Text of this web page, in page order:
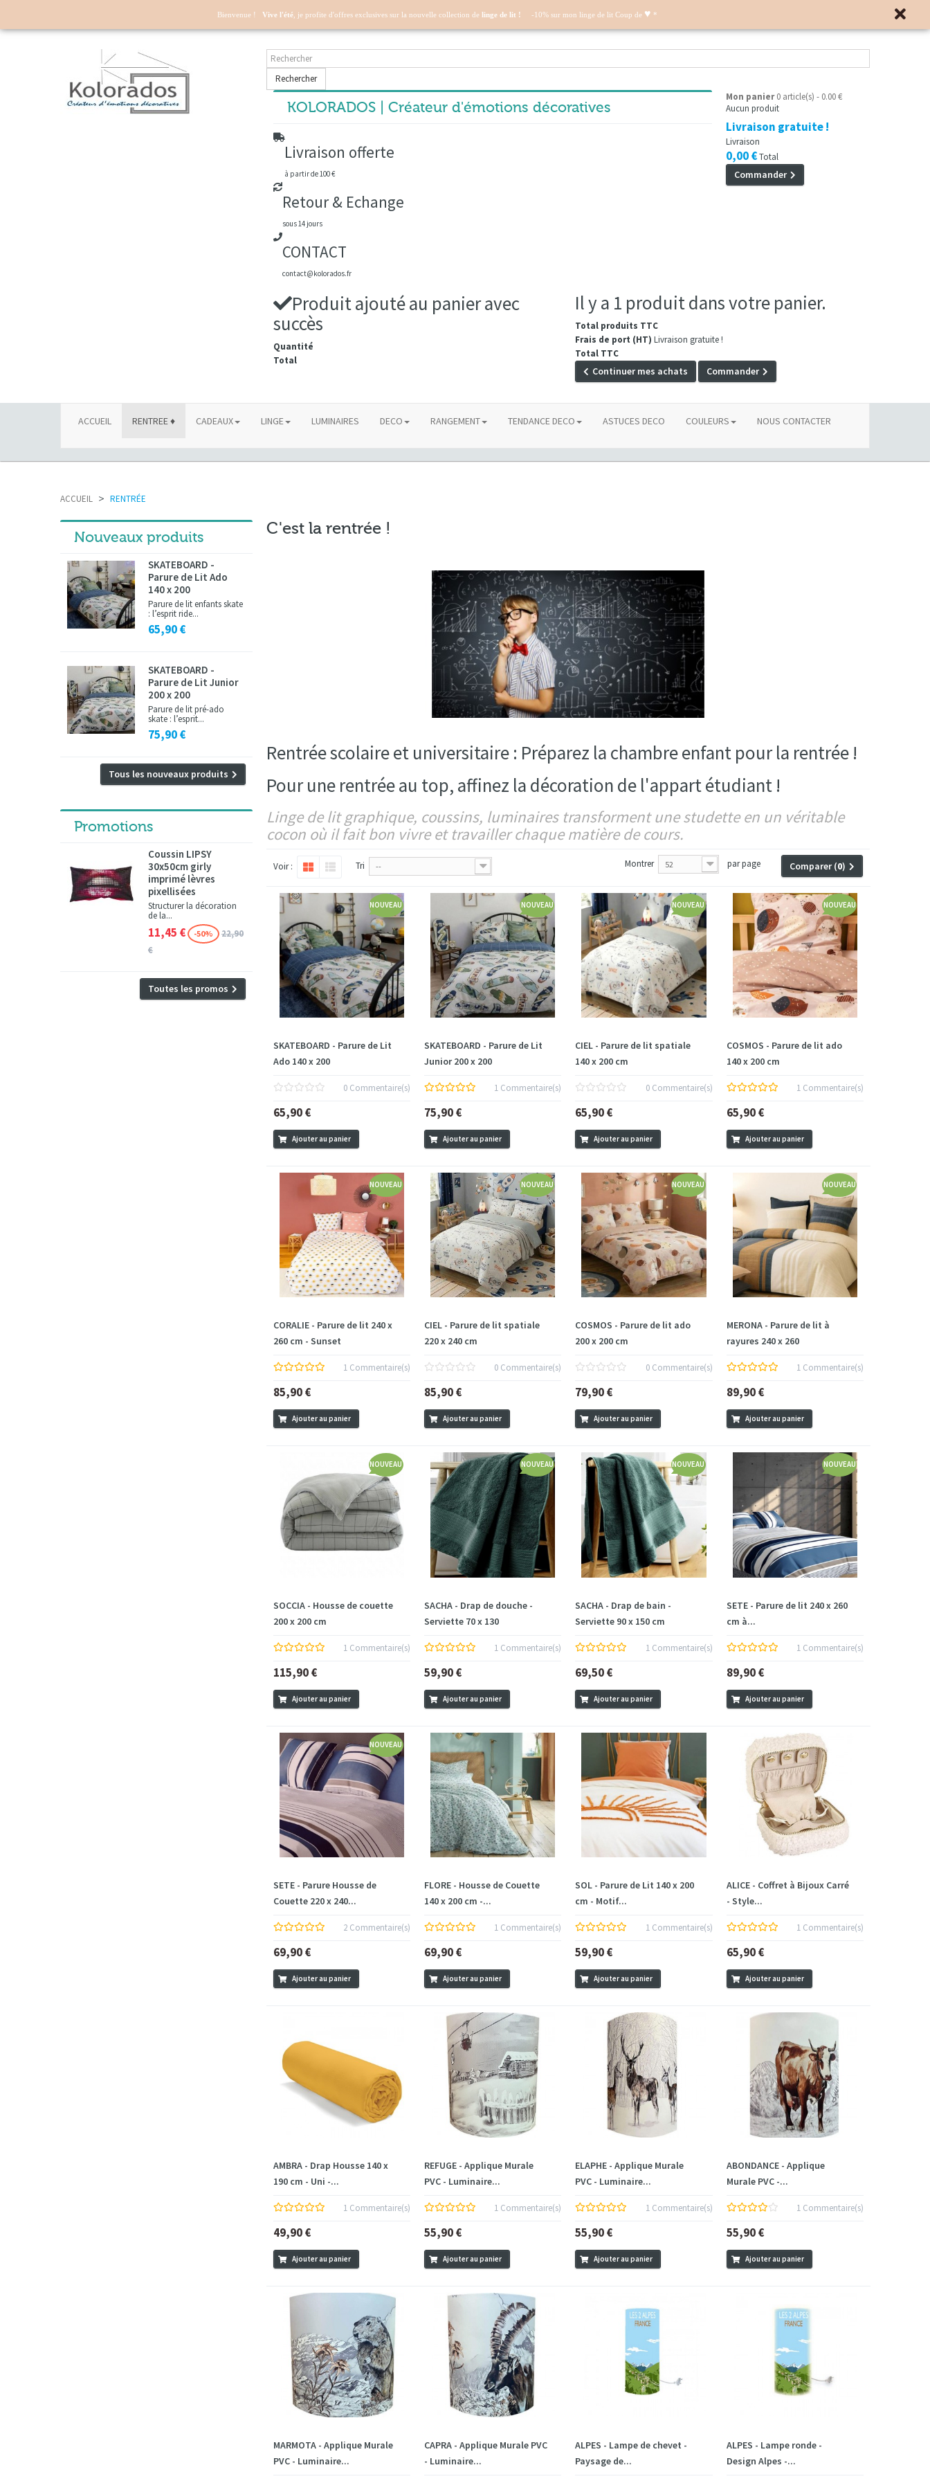
Rechercher
KOLORADOS | Créateur d'émotions décoratives
Livraison offerte
à partir de 100 €
Retour & Echange
sous 14 jours
CONTACT
contact@kolorados.fr
Mon panier 0 article(s) - 0.00 €
Aucun produit
Livraison gratuite !
Livraison
0,00 €Total
Commander
Produit ajouté au panier avec
succès
Quantité
Total
Il y a 1 produit dans votre panier.
Total produits TTC
Frais de port (HT) Livraison gratuite !
Total TTC
Continuer mes achats Commander
ACCUEIL RENTREE ♦ CADEAUX LINGE LUMINAIRES DECO RANGEMENT TENDANCE DECO ASTUCES DECO COULEURS NOUS CONTACTER
ACCUEIL > RENTRÉE
Nouveaux produits
SKATEBOARD -
Parure de Lit Ado
140 x 200
Parure de lit enfants skate
: l’esprit ride...
65,90 €
SKATEBOARD -
Parure de Lit Junior
200 x 200
Parure de lit pré-ado
skate : l’esprit...
75,90 €
Tous les nouveaux produits
Promotions
Coussin LIPSY
30x50cm girly
imprimé lèvres
pixellisées
Structurer la décoration
de la...
11,45 € -50%
22,90
€
Toutes les promos
C'est la rentrée !
Rentrée scolaire et universitaire : Préparez la chambre enfant pour la rentrée !
Pour une rentrée au top, affinez la décoration de l'appart étudiant !
Linge de lit graphique, coussins, luminaires transforment une studette en un véritable
cocon où il fait bon vivre et travailler chaque matière de cours.
Voir : Tri -- Montrer 52 par page Comparer (0)
NOUVEAU
SKATEBOARD - Parure de Lit
Ado 140 x 200
0 Commentaire(s)
65,90 €
Ajouter au panier
NOUVEAU
SKATEBOARD - Parure de Lit
Junior 200 x 200
1 Commentaire(s)
75,90 €
Ajouter au panier
NOUVEAU
CIEL - Parure de lit spatiale
140 x 200 cm
0 Commentaire(s)
65,90 €
Ajouter au panier
NOUVEAU
COSMOS - Parure de lit ado
140 x 200 cm
1 Commentaire(s)
65,90 €
Ajouter au panier
NOUVEAU
CORALIE - Parure de lit 240 x
260 cm - Sunset
1 Commentaire(s)
85,90 €
Ajouter au panier
NOUVEAU
CIEL - Parure de lit spatiale
220 x 240 cm
0 Commentaire(s)
85,90 €
Ajouter au panier
NOUVEAU
COSMOS - Parure de lit ado
200 x 200 cm
0 Commentaire(s)
79,90 €
Ajouter au panier
NOUVEAU
MERONA - Parure de lit à
rayures 240 x 260
1 Commentaire(s)
89,90 €
Ajouter au panier
NOUVEAU
SOCCIA - Housse de couette
200 x 200 cm
1 Commentaire(s)
115,90 €
Ajouter au panier
NOUVEAU
SACHA - Drap de douche -
Serviette 70 x 130
1 Commentaire(s)
59,90 €
Ajouter au panier
NOUVEAU
SACHA - Drap de bain -
Serviette 90 x 150 cm
1 Commentaire(s)
69,50 €
Ajouter au panier
NOUVEAU
SETE - Parure de lit 240 x 260
cm à...
1 Commentaire(s)
89,90 €
Ajouter au panier
NOUVEAU
SETE - Parure Housse de
Couette 220 x 240...
2 Commentaire(s)
69,90 €
Ajouter au panier
FLORE - Housse de Couette
140 x 200 cm -...
1 Commentaire(s)
69,90 €
Ajouter au panier
SOL - Parure de Lit 140 x 200
cm - Motif...
1 Commentaire(s)
59,90 €
Ajouter au panier
ALICE - Coffret à Bijoux Carré
- Style...
1 Commentaire(s)
65,90 €
Ajouter au panier
AMBRA - Drap Housse 140 x
190 cm - Uni -...
1 Commentaire(s)
49,90 €
Ajouter au panier
REFUGE - Applique Murale
PVC - Luminaire...
1 Commentaire(s)
55,90 €
Ajouter au panier
ELAPHE - Applique Murale
PVC - Luminaire...
1 Commentaire(s)
55,90 €
Ajouter au panier
ABONDANCE - Applique
Murale PVC -...
1 Commentaire(s)
55,90 €
Ajouter au panier
MARMOTA - Applique Murale
PVC - Luminaire...
CAPRA - Applique Murale PVC
- Luminaire...
ALPES - Lampe de chevet -
Paysage de...
ALPES - Lampe ronde -
Design Alpes -...
Bienvenue ! Vive l'été , je profite d'offres exclusives sur la nouvelle collection de linge de lit ! -10% sur mon linge de lit Coup de ♥ *